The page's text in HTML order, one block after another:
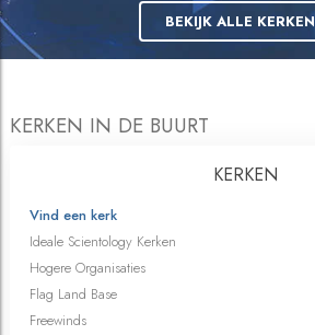
BEKIJK ALLE KERKEN
KERKEN IN DE BUURT
KERKEN
Vind een kerk
Ideale Scientology Kerken
Hogere Organisaties
Flag Land Base
Freewinds